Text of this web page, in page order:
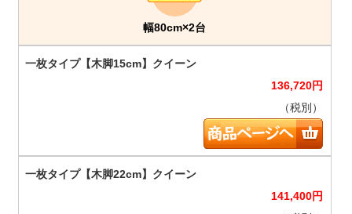
幅80cm×2台
136,720円
（税別）
141,400円